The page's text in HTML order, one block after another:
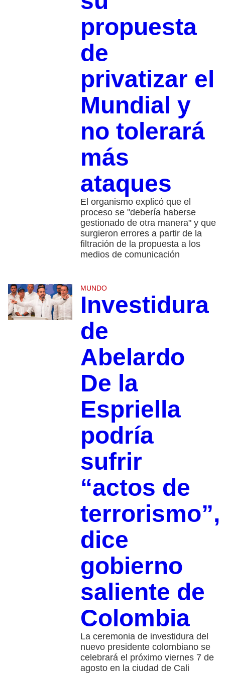
propuesta
de
privatizar el
Mundial y
no tolerará
más
ataques
El organismo explicó que el
proceso se "debería haberse
gestionado de otra manera" y que
surgieron errores a partir de la
filtración de la propuesta a los
medios de comunicación
MUNDO
Investidura
de
Abelardo
De la
Espriella
podría
sufrir
“actos de
terrorismo”,
dice
gobierno
saliente de
Colombia
La ceremonia de investidura del
nuevo presidente colombiano se
celebrará el próximo viernes 7 de
agosto en la ciudad de Cali